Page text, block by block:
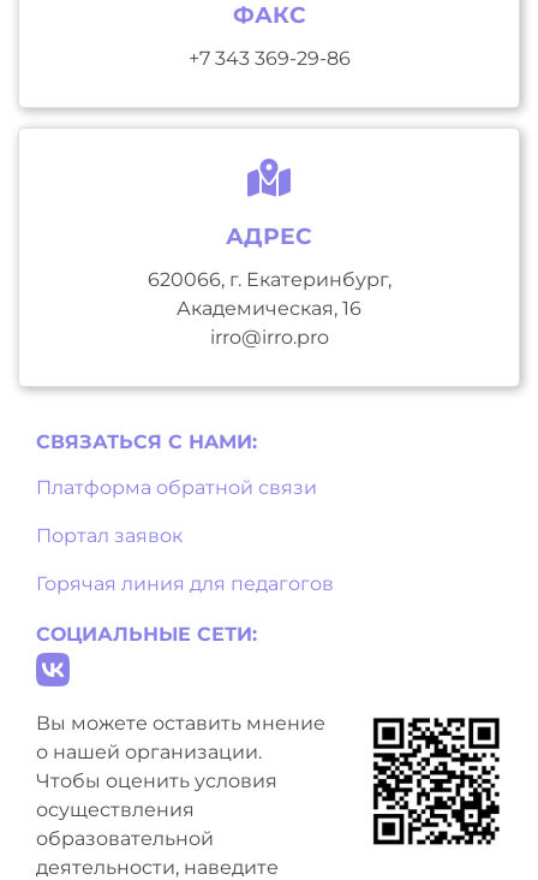
ФАКС
+7 343 369-29-86
АДРЕС
620066, г. Екатеринбург,
Академическая, 16
irro@irro.pro
СВЯЗАТЬСЯ С НAМИ:
Платформа обратной связи
Портал заявок
Горячая линия для педагогов
СОЦИАЛЬНЫЕ СЕТИ:
Вы можете оставить мнение
о нашей организации.
Чтобы оценить условия
осуществления
образовательной
деятельности, наведите